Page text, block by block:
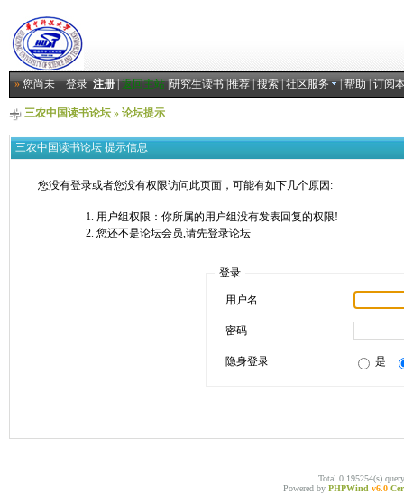
»您尚未登录 注册|返回主站|研究生读书|推荐|搜索|社区服务 |帮助|订阅
三农中国读书论坛» 论坛提示
三农中国读书论坛 提示信息
您没有登录或者您没有权限访问此页面，可能有如下几个原因:
用户组权限：你所属的用户组没有发表回复的权限!
您还不是论坛会员,请先登录论坛
登录
用户名
密码
隐身登录 是
Total 0.195254(s)
Powered by PHPWind v6.0